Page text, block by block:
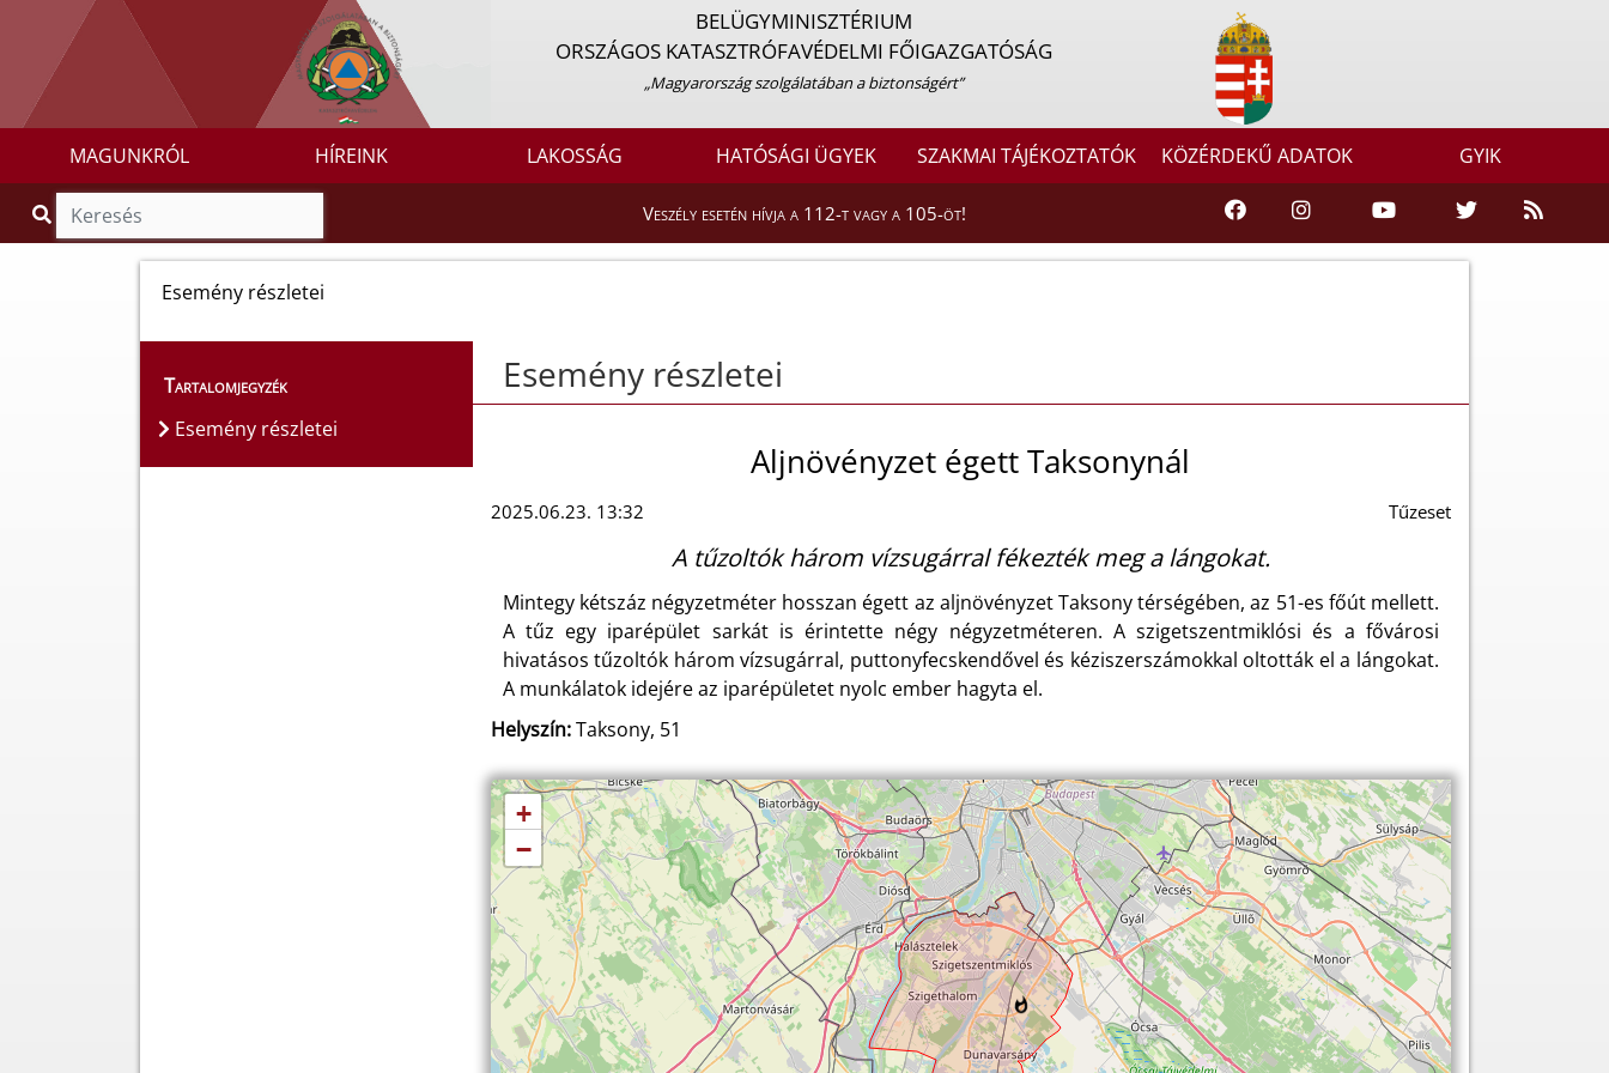
BELÜGYMINISZTÉRIUM
ORSZÁGOS KATASZTRÓFAVÉDELMI FŐIGAZGATÓSÁG
„Magyarország szolgálatában a biztonságért”
MAGUNKRÓL HÍREINK LAKOSSÁG HATÓSÁGI ÜGYEK SZAKMAI TÁJÉKOZTATÓK KÖZÉRDEKŰ ADATOK GYIK
Veszély esetén hívja a 112-t vagy a 105-öt!
Esemény részletei
Tartalomjegyzék
Esemény részletei
Esemény részletei
Aljnövényzet égett Taksonynál
2025.06.23. 13:32 Tűzeset
A tűzoltók három vízsugárral fékezték meg a lángokat.
Mintegy kétszáz négyzetméter hosszan égett az aljnövényzet Taksony térségében, az 51-es főút mellett.
A tűz egy iparépület sarkát is érintette négy négyzetméteren. A szigetszentmiklósi és a fővárosi
hivatásos tűzoltók három vízsugárral, puttonyfecskendővel és kéziszerszámokkal oltották el a lángokat.
A munkálatok idejére az iparépületet nyolc ember hagyta el.
Helyszín:Taksony, 51
+
−